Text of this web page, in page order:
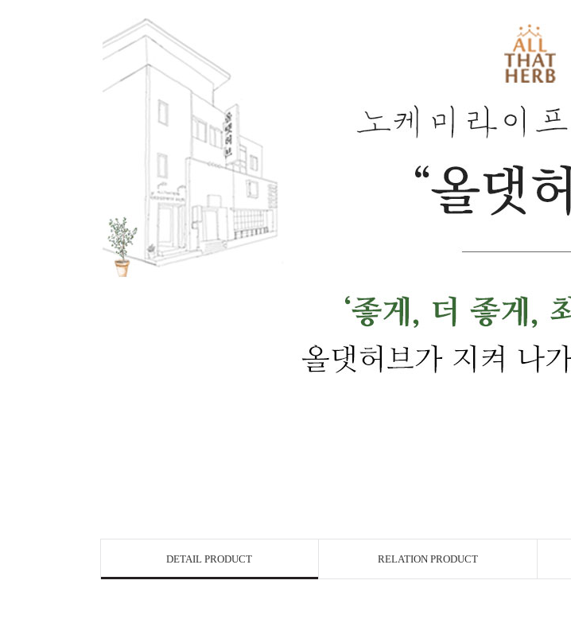
DETAIL PRODUCT RELATION PRODUCT